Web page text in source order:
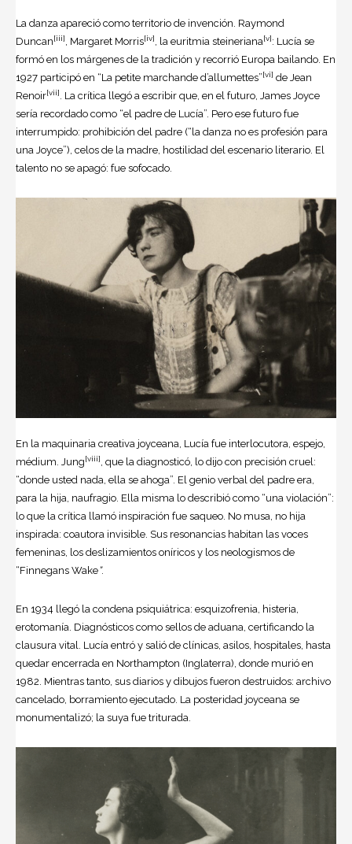
La danza apareció como territorio de invención. Raymond
Duncan[iii] , Margaret Morris[iv] , la euritmia steineriana[v]: Lucía se
formó en los márgenes de la tradición y recorrió Europa bailando. En
1927 participó en “La petite marchande d’allumettes”[vi] de Jean
Renoir[vii]
. La crítica llegó a escribir que, en el futuro, James Joyce
sería recordado como “el padre de Lucía”. Pero ese futuro fue
interrumpido: prohibición del padre (“la danza no es profesión para
una Joyce”), celos de la madre, hostilidad del escenario literario. El
talento no se apagó: fue sofocado.
En la maquinaria creativa joyceana, Lucía fue interlocutora, espejo,
médium. Jung[viii]
, que la diagnosticó, lo dijo con precisión cruel:
“donde usted nada, ella se ahoga”. El genio verbal del padre era,
para la hija, naufragio. Ella misma lo describió como “una violación”:
lo que la crítica llamó inspiración fue saqueo. No musa, no hija
inspirada: coautora invisible. Sus resonancias habitan las voces
femeninas, los deslizamientos oníricos y los neologismos de
“Finnegans Wake”.
En 1934 llegó la condena psiquiátrica: esquizofrenia, histeria,
erotomanía. Diagnósticos como sellos de aduana, certificando la
clausura vital. Lucía entró y salió de clínicas, asilos, hospitales, hasta
quedar encerrada en Northampton (Inglaterra), donde murió en
1982. Mientras tanto, sus diarios y dibujos fueron destruidos: archivo
cancelado, borramiento ejecutado. La posteridad joyceana se
monumentalizó; la suya fue triturada.